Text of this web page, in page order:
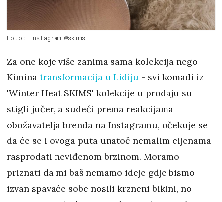
Foto: Instagram @skims
Za one koje više zanima sama kolekcija nego
Kimina transformacija u Lidiju - svi komadi iz
'Winter Heat SKIMS' kolekcije u prodaju su
stigli jučer, a sudeći prema reakcijama
obožavatelja brenda na Instagramu, očekuje se
da će se i ovoga puta unatoč nemalim cijenama
rasprodati neviđenom brzinom. Moramo
priznati da mi baš nemamo ideje gdje bismo
izvan spavaće sobe nosili krzneni bikini, no